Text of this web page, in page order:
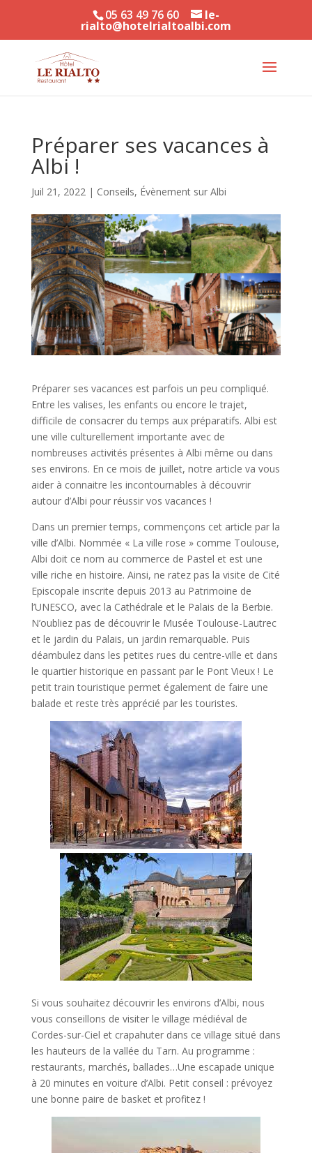
05 63 49 76 60 le-
rialto@hotelrialtoalbi.com
Préparer ses vacances à
Albi !
Juil 21, 2022| Conseils, Évènement sur Albi
Préparer ses vacances est parfois un peu compliqué.
Entre les valises, les enfants ou encore le trajet,
difficile de consacrer du temps aux préparatifs. Albi est
une ville culturellement importante avec de
nombreuses activités présentes à Albi même ou dans
ses environs. En ce mois de juillet, notre article va vous
aider à connaitre les incontournables à découvrir
autour d’Albi pour réussir vos vacances !
Dans un premier temps, commençons cet article par la
ville d’Albi. Nommée « La ville rose » comme Toulouse,
Albi doit ce nom au commerce de Pastel et est une
ville riche en histoire. Ainsi, ne ratez pas la visite de Cité
Episcopale inscrite depuis 2013 au Patrimoine de
l’UNESCO, avec la Cathédrale et le Palais de la Berbie.
N’oubliez pas de découvrir le Musée Toulouse-Lautrec
et le jardin du Palais, un jardin remarquable. Puis
déambulez dans les petites rues du centre-ville et dans
le quartier historique en passant par le Pont Vieux ! Le
petit train touristique permet également de faire une
balade et reste très apprécié par les touristes.
Si vous souhaitez découvrir les environs d’Albi, nous
vous conseillons de visiter le village médiéval de
Cordes-sur-Ciel et crapahuter dans ce village situé dans
les hauteurs de la vallée du Tarn. Au programme :
restaurants, marchés, ballades…Une escapade unique
à 20 minutes en voiture d’Albi. Petit conseil : prévoyez
une bonne paire de basket et profitez !